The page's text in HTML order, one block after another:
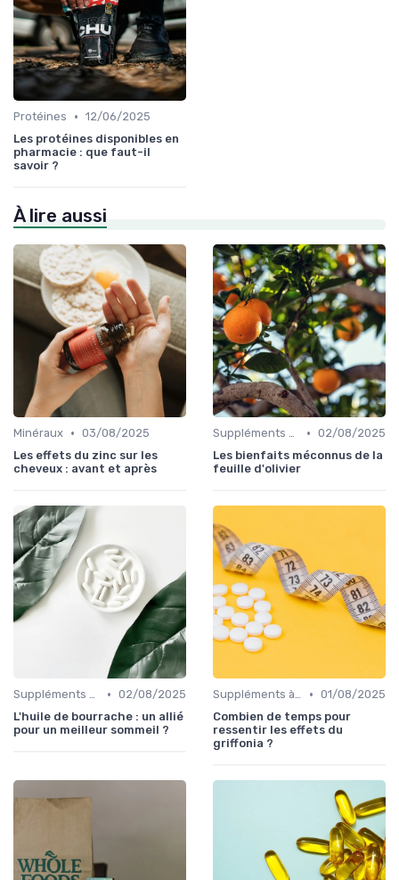
Protéines • 12/06/2025
Les protéines disponibles en
pharmacie : que faut-il
savoir ?
À lire aussi
Minéraux • 03/08/2025
Les effets du zinc sur les
cheveux : avant et après
Suppléments à base de plantes • 02/08/2025
Les bienfaits méconnus de la
feuille d'olivier
Suppléments à base de plantes • 02/08/2025
L'huile de bourrache : un allié
pour un meilleur sommeil ?
Suppléments à base de plantes • 01/08/2025
Combien de temps pour
ressentir les effets du
griffonia ?